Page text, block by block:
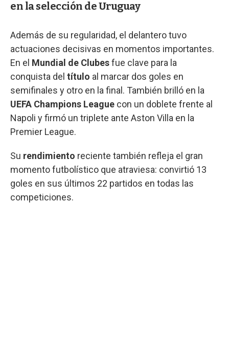
en la selección de Uruguay
Además de su regularidad, el delantero tuvo
actuaciones decisivas en momentos importantes.
En el Mundial de Clubesfue clave para la
conquista del título al marcar dos goles en
semifinales y otro en la final. También brilló en la
UEFA Champions League con un doblete frente al
Napoli y firmó un triplete ante Aston Villa en la
Premier League.
Su rendimiento reciente también refleja el gran
momento futbolístico que atraviesa: convirtió 13
goles en sus últimos 22 partidos en todas las
competiciones.